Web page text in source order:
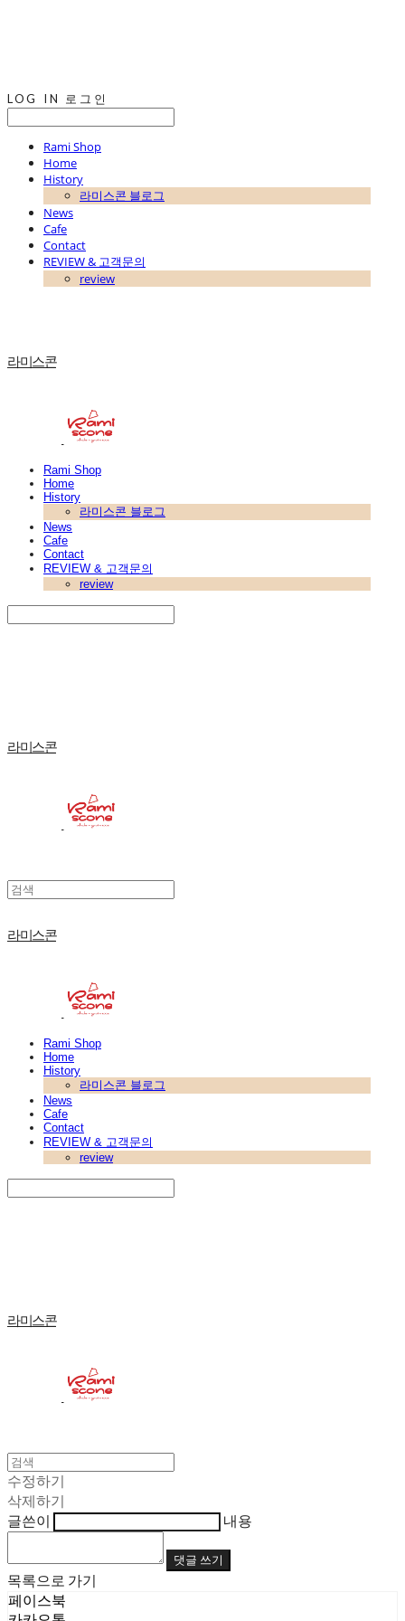
LOG IN 로그인
Rami Shop
Home
History
라미스콘 블로그
News
Cafe
Contact
REVIEW & 고객문의
review
라미스콘
Rami Shop
Home
History
라미스콘 블로그
News
Cafe
Contact
REVIEW & 고객문의
review
라미스콘
라미스콘
Rami Shop
Home
History
라미스콘 블로그
News
Cafe
Contact
REVIEW & 고객문의
review
라미스콘
수정하기
삭제하기
글쓴이
내용
댓글 쓰기
목록으로 가기
페이스북